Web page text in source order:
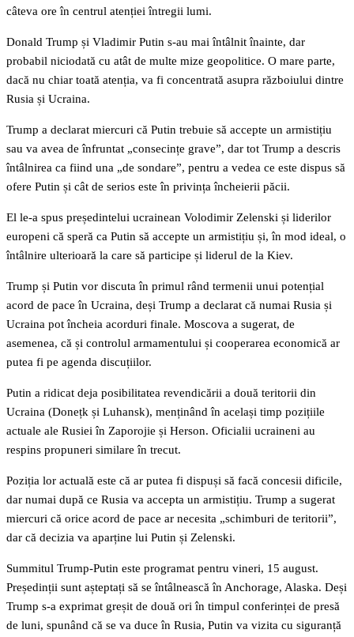
câteva ore în centrul atenției întregii lumi.
Donald Trump și Vladimir Putin s-au mai întâlnit înainte, dar
probabil niciodată cu atât de multe mize geopolitice. O mare parte,
dacă nu chiar toată atenția, va fi concentrată asupra războiului dintre
Rusia și Ucraina.
Trump a declarat miercuri că Putin trebuie să accepte un armistițiu
sau va avea de înfruntat „consecințe grave”, dar tot Trump a descris
întâlnirea ca fiind una „de sondare”, pentru a vedea ce este dispus să
ofere Putin și cât de serios este în privința încheierii păcii.
El le-a spus președintelui ucrainean Volodimir Zelenski și liderilor
europeni că speră ca Putin să accepte un armistițiu și, în mod ideal, o
întâlnire ulterioară la care să participe și liderul de la Kiev.
Trump și Putin vor discuta în primul rând termenii unui potențial
acord de pace în Ucraina, deși Trump a declarat că numai Rusia și
Ucraina pot încheia acorduri finale. Moscova a sugerat, de
asemenea, că și controlul armamentului și cooperarea economică ar
putea fi pe agenda discuțiilor.
Putin a ridicat deja posibilitatea revendicării a două teritorii din
Ucraina (Donețk și Luhansk), menținând în același timp pozițiile
actuale ale Rusiei în Zaporojie și Herson. Oficialii ucraineni au
respins propuneri similare în trecut.
Poziția lor actuală este că ar putea fi dispuși să facă concesii dificile,
dar numai după ce Rusia va accepta un armistițiu. Trump a sugerat
miercuri că orice acord de pace ar necesita „schimburi de teritorii”,
dar că decizia va aparține lui Putin și Zelenski.
Summitul Trump-Putin este programat pentru vineri, 15 august.
Președinții sunt așteptați să se întâlnească în Anchorage, Alaska. Deși
Trump s-a exprimat greșit de două ori în timpul conferinței de presă
de luni, spunând că se va duce în Rusia, Putin va vizita cu siguranță